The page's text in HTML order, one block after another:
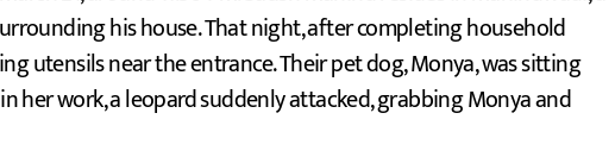
his house. That night, after completing household
utensils near the entrance. Their pet dog, Monya, was sitting
her work, a leopard suddenly attacked, grabbing Monya and